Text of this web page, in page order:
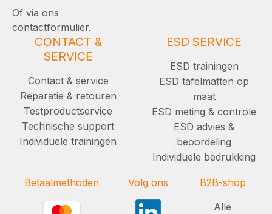
Of via ons
contactformulier.
CONTACT &
SERVICE
Contact & service
Reparatie & retouren
Testproductservice
Technische support
Individuele trainingen
ESD SERVICE
ESD trainingen
ESD tafelmatten op
maat
ESD meting & controle
ESD advies &
beoordeling
Individuele bedrukking
Betaalmethoden Volg ons
B2B-shop
Alle